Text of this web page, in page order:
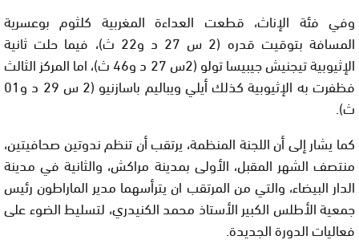
وفي فئة الإناث، قطعت العداءة المغربية كلثوم بوعسرية
المسافة بتوقيت قدره (2 س 27 د و22 ث)، فيما حلت ثانية
الإثيوبية تيجنيش جيبيسا تولو (2س 27 د و46 ث)، اما المركز الثالث
فظفرت به الإثيوبية كذلك أيلي ويباليم باسازنيو (2 س 29 د و01
ث).
كما يشار إلى أن اللجنة المنظمة، يرتقب أن تنظم ندوتين صحافيتين،
منتصف الشهر المقبل، الأولى بمدينة مراكش، والثانية في مدينة
الدار البيضاء، والتي من المرتقب ان يترأسهما مدير الماراطون رئيس
جمعية الأطلس الكبير الأستاذ محمد الكنيدري، لتسليط الضوء على
فعاليات الدورة الجديدة.